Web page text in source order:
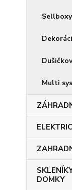
Sellboxy
Multi
DOMKY